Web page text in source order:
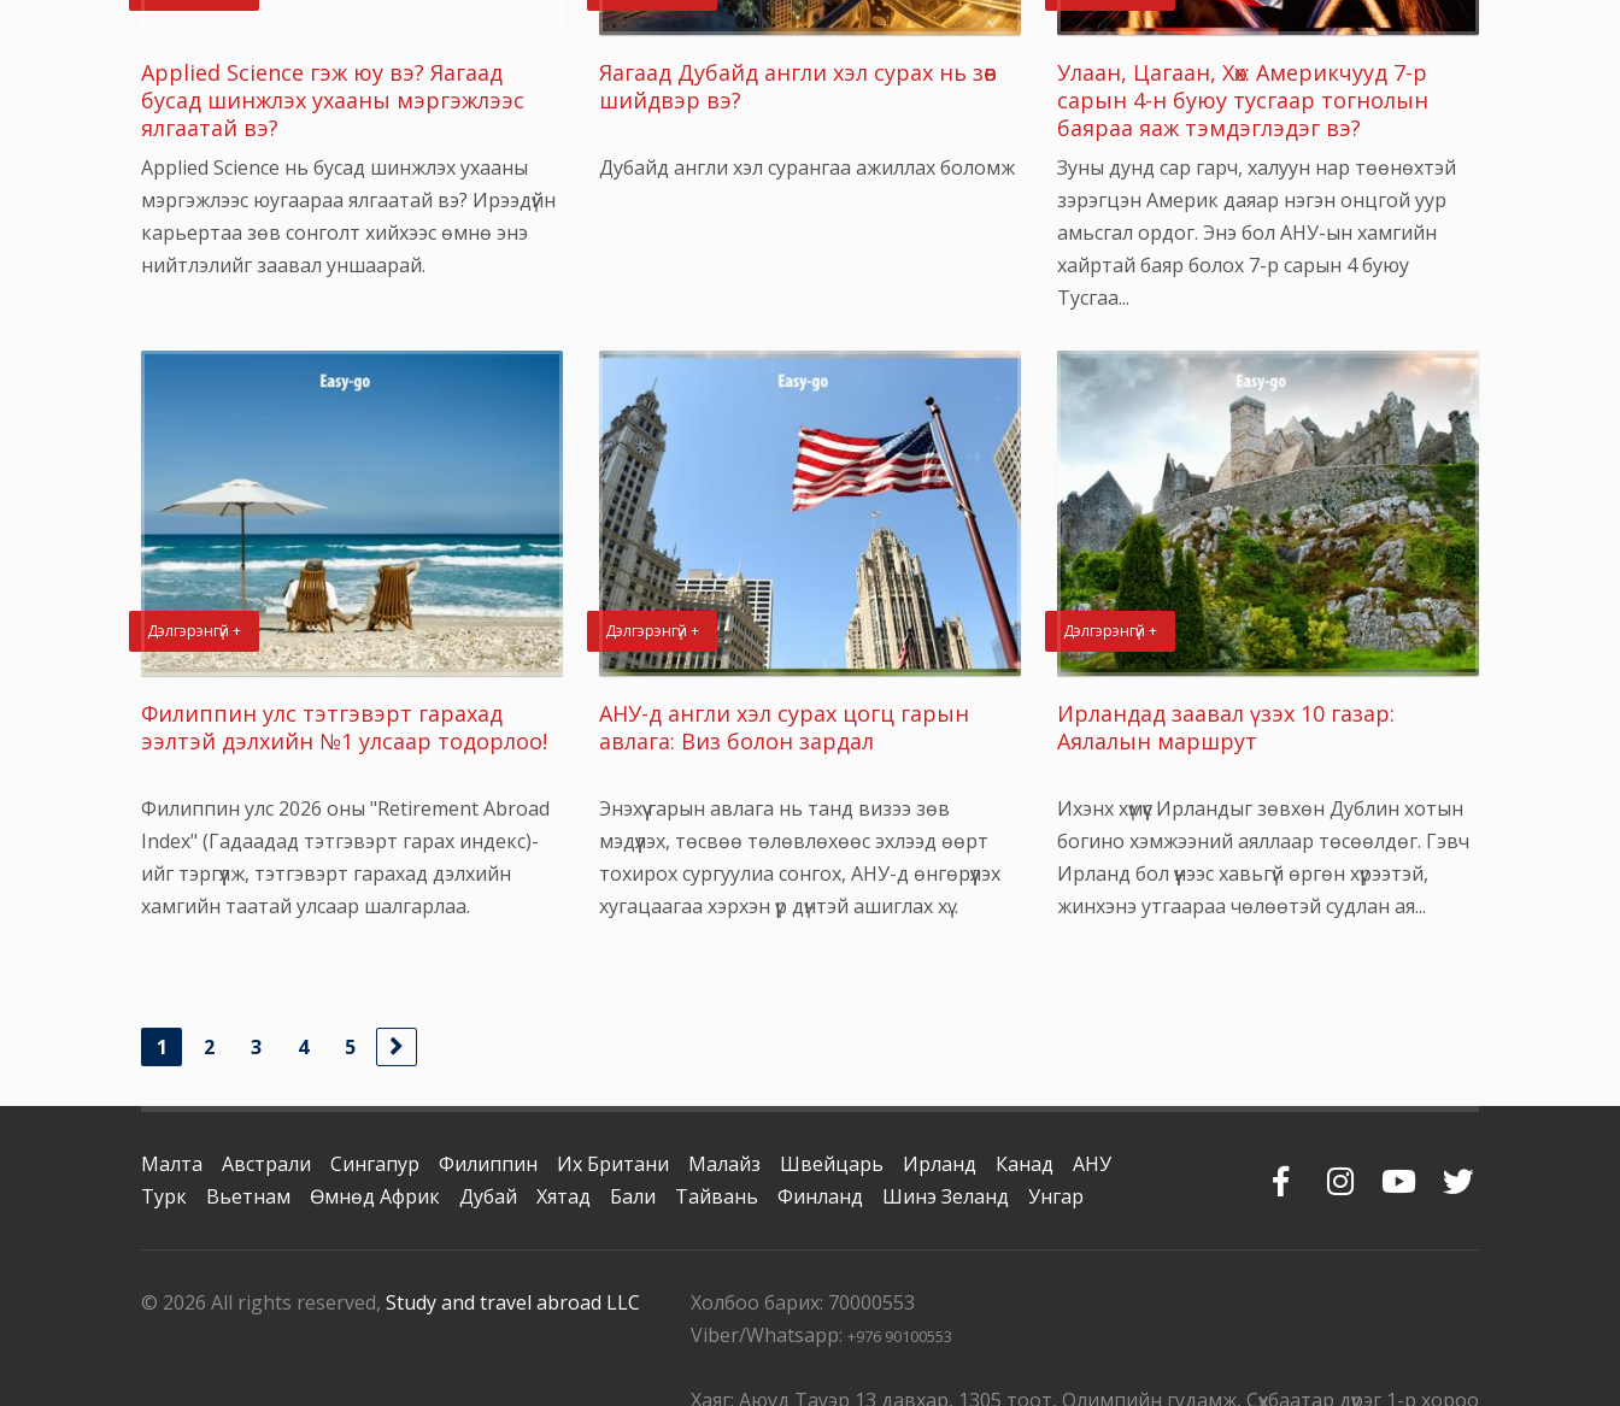
Applied Science гэж юу вэ? Яагаад
бусад шинжлэх ухааны мэргэжлээс
ялгаатай вэ?
Applied Science нь бусад шинжлэх ухааны
мэргэжлээс юугаараа ялгаатай вэ? Ирээдүйн
карьертаа зөв сонголт хийхээс өмнө энэ
нийтлэлийг заавал уншаарай.
Яагаад Дубайд англи хэл сурах нь зөв
шийдвэр вэ?
Дубайд англи хэл сурангаа ажиллах боломж
Улаан, Цагаан, Хөх: Америкчууд 7-р
сарын 4-н буюу тусгаар тогнолын
баяраа яаж тэмдэглэдэг вэ?
Зуны дунд сар гарч, халуун нар төөнөхтэй
зэрэгцэн Америк даяар нэгэн онцгой уур
амьсгал ордог. Энэ бол АНУ-ын хамгийн
хайртай баяр болох 7-р сарын 4 буюу
Тусгаа...
Дэлгэрэнгүй +
Филиппин улс тэтгэвэрт гарахад
ээлтэй дэлхийн №1 улсаар тодорлоо!
Филиппин улс 2026 оны "Retirement Abroad
Index" (Гадаадад тэтгэвэрт гарах индекс)-
ийг тэргүүлж, тэтгэвэрт гарахад дэлхийн
хамгийн таатай улсаар шалгарлаа.
Дэлгэрэнгүй +
АНУ-д англи хэл сурах цогц гарын
авлага: Виз болон зардал
Энэхүү гарын авлага нь танд визээ зөв
мэдүүлэх, төсвөө төлөвлөхөөс эхлээд өөрт
тохирох сургуулиа сонгох, АНУ-д өнгөрүүлэх
хугацаагаа хэрхэн үр дүнтэй ашиглах хү...
Дэлгэрэнгүй +
Ирландад заавал үзэх 10 газар:
Аялалын маршрут
Ихэнх хүмүүс Ирландыг зөвхөн Дублин хотын
богино хэмжээний аяллаар төсөөлдөг. Гэвч
Ирланд бол үүнээс хавьгүй өргөн хүрээтэй,
жинхэнэ утгаараа чөлөөтэй судлан ая...
1 2 3 4 5
Малта Австрали Сингапур Филиппин Их Британи Малайз Швейцарь Ирланд Канад
АНУ
Турк
Вьетнам Өмнөд Африк Дубай Хятад Бали Тайвань Финланд Шинэ Зеланд Унгар
Холбоо барих: 70000553
Viber/Whatsapp: +976 90100553
Хаяг: Аюуд Тауэр 13 давхар, 1305 тоот, Олимпийн гудамж, Сүхбаатар дүүрэг 1-р хороо
© 2026 All rights reserved, Study and travel abroad LLC